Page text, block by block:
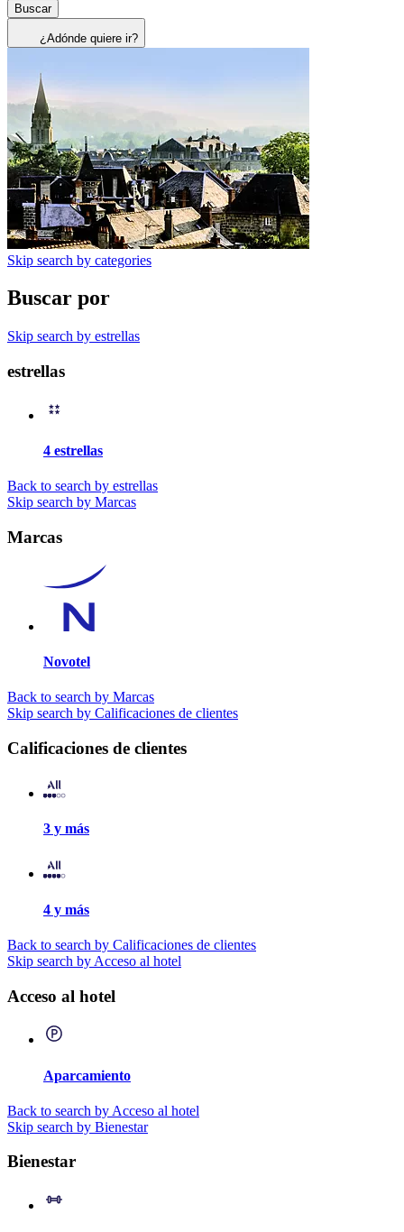
Buscar
¿Adónde quiere ir?
Skip search by categories
Buscar por
Skip search by estrellas
estrellas
4 estrellas
Back to search by estrellas
Skip search by Marcas
Marcas
Novotel
Back to search by Marcas
Skip search by Calificaciones de clientes
Calificaciones de clientes
3 y más
4 y más
Back to search by Calificaciones de clientes
Skip search by Acceso al hotel
Acceso al hotel
Aparcamiento
Back to search by Acceso al hotel
Skip search by Bienestar
Bienestar